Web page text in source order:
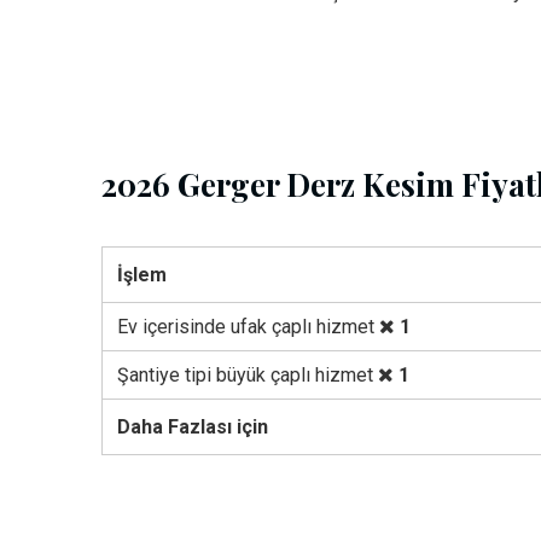
2026 Gerger Derz Kesim
İşlem
Ev içerisinde ufak çaplı hizmet 1
Şantiye tipi büyük çaplı hizmet 1
Daha Fazlası için